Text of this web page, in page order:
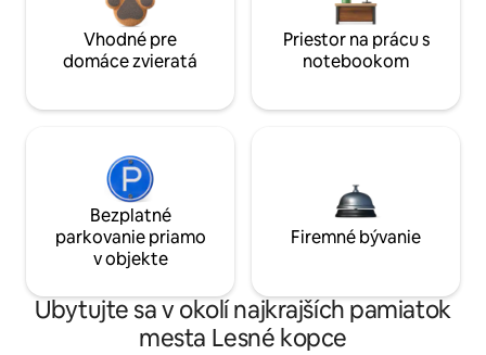
Vhodné pre
domáce zvieratá
Priestor na prácu s
notebookom
Bezplatné
parkovanie priamo
v objekte
Firemné bývanie
Ubytujte sa v okolí najkrajších pamiatok
mesta Lesné kopce